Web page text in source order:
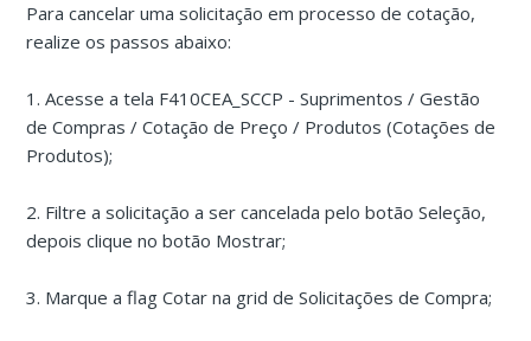
Para cancelar uma solicitação em processo de cotação,
realize os passos abaixo:
1. Acesse a tela F410CEA_SCCP - Suprimentos / Gestão
de Compras / Cotação de Preço / Produtos (Cotações de
Produtos);
2. Filtre a solicitação a ser cancelada pelo botão Seleção,
depois clique no botão Mostrar;
3. Marque a flag Cotar na grid de Solicitações de Compra;